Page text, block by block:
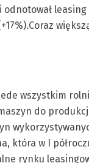
wszystkim
do
która w I
rynku